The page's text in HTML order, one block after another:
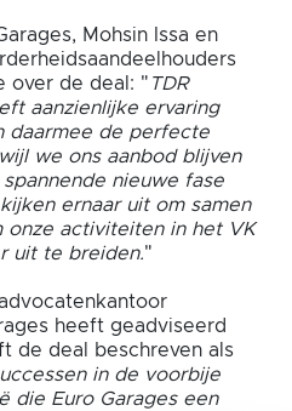
Mohsin Issa en
over de deal: " TDR
aanzienlijke ervaring
daarmee de perfecte
we ons aanbod blijven
nieuwe fase
ernaar uit om samen
onze activiteiten in het VK
uit te breiden."
heeft geadviseerd
de deal beschreven als
in de voorbije
die Euro Garages een